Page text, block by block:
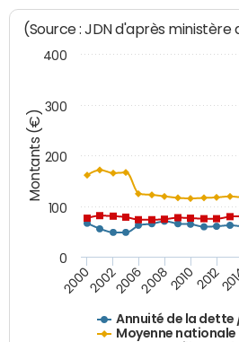
Montants (€)
(Source : JDN d'après ministère
Annuité de la
Moyenne nationale
200020022006200820102012
0
100
200
300
400